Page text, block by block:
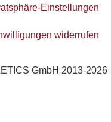
Einstellungen
widerrufen
GmbH 2013-2026